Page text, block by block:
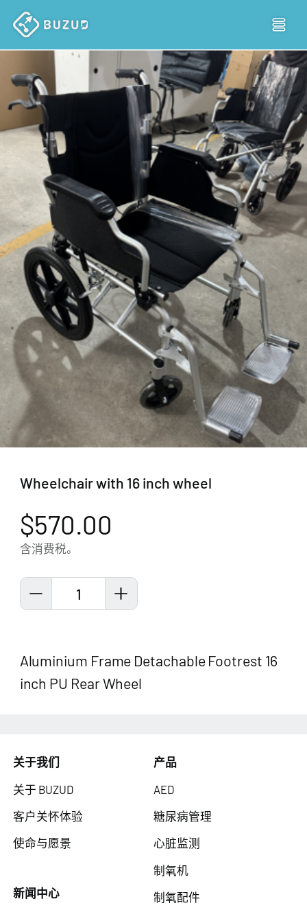
Aluminium Frame Detachable Footrest 16
inch PU Rear Wheel
Wheelchair with 16 inch wheel
$570.00
含消费税。
1
关于我们
关于 BUZUD
客户关怀体验
使命与愿景
新闻中心
产品
AED
糖尿病管理
心脏监测
制氧机
制氧配件